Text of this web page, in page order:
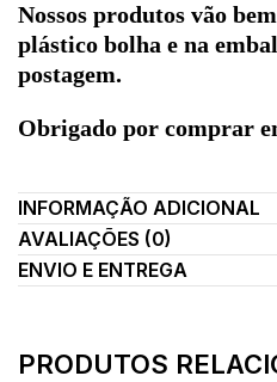
Nossos produtos vão
plástico bolha e na
postagem.
Obrigado por comprar
INFORMAÇÃO ADICIONAL
AVALIAÇÕES (0)
ENVIO E ENTREGA
PRODUTOS